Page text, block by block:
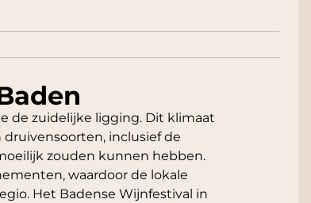
de zuidelijke ligging. Dit klimaat
inclusief de
zouden kunnen hebben.
waardoor de lokale
Het Badense Wijnfestival in